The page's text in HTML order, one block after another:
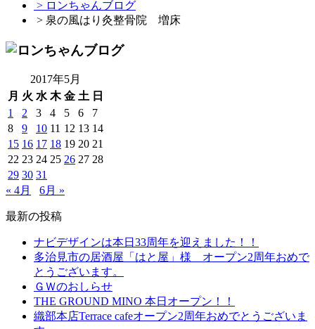
> ロンちゃんブログ
> 泉の風はり灸整骨院 増床
2017年5月
月 火 水 木 金 土 日
1
2 3 4 5 6
7
8
9 10 11 12 13 14
15 16 17 18 19 20 21
22 23 24 25 26 27 28
29 30 31
« 4月
6月 »
最新の投稿
ナビデザインは本日33周年を迎えました！！
多治見市の居酒屋「はと屋」様 オープン2周年おめで
とうございます。
ＧＷのおしらせ
THE GROUND MINO 本日オープン！！
織部本店Terrace cafeオープン2周年おめでとうございま